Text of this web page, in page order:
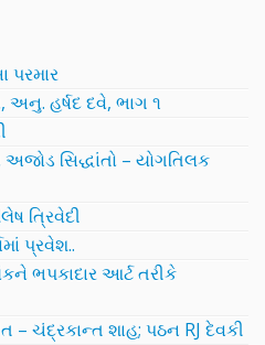
પરમાર
હર્ષદ દવે, ભાગ ૧
સિદ્ધાંતો – યોગતિલક
ત્રિવેદી
પ્રવેશ..
ભપકાદાર આર્ટ તરીકે
– ચંદ્રકાન્ત શાહ; પઠન RJ દેવકી